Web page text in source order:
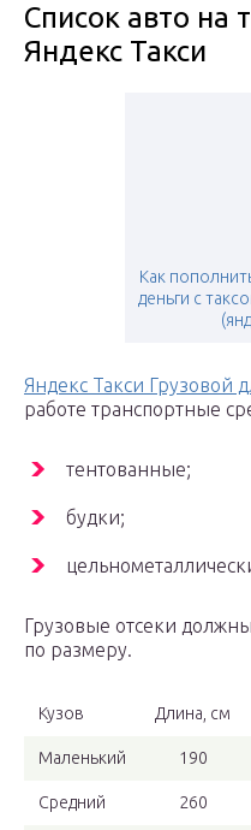
Список авто на
Яндекс Такси
Как
деньги с
Яндекс Такси Грузовой
работе транспортные
тентованные;
будки;
Грузовые отсеки
по размеру.
Кузов Длина, см
Маленький 190
Средний 260